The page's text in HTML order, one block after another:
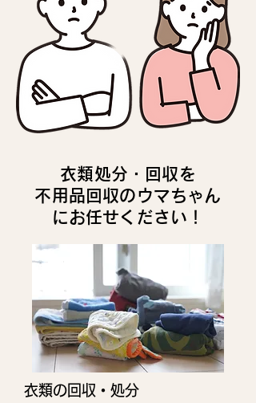
衣類処分・回収を
不用品回収のウマちゃん
にお任せください！
衣類の回収・処分